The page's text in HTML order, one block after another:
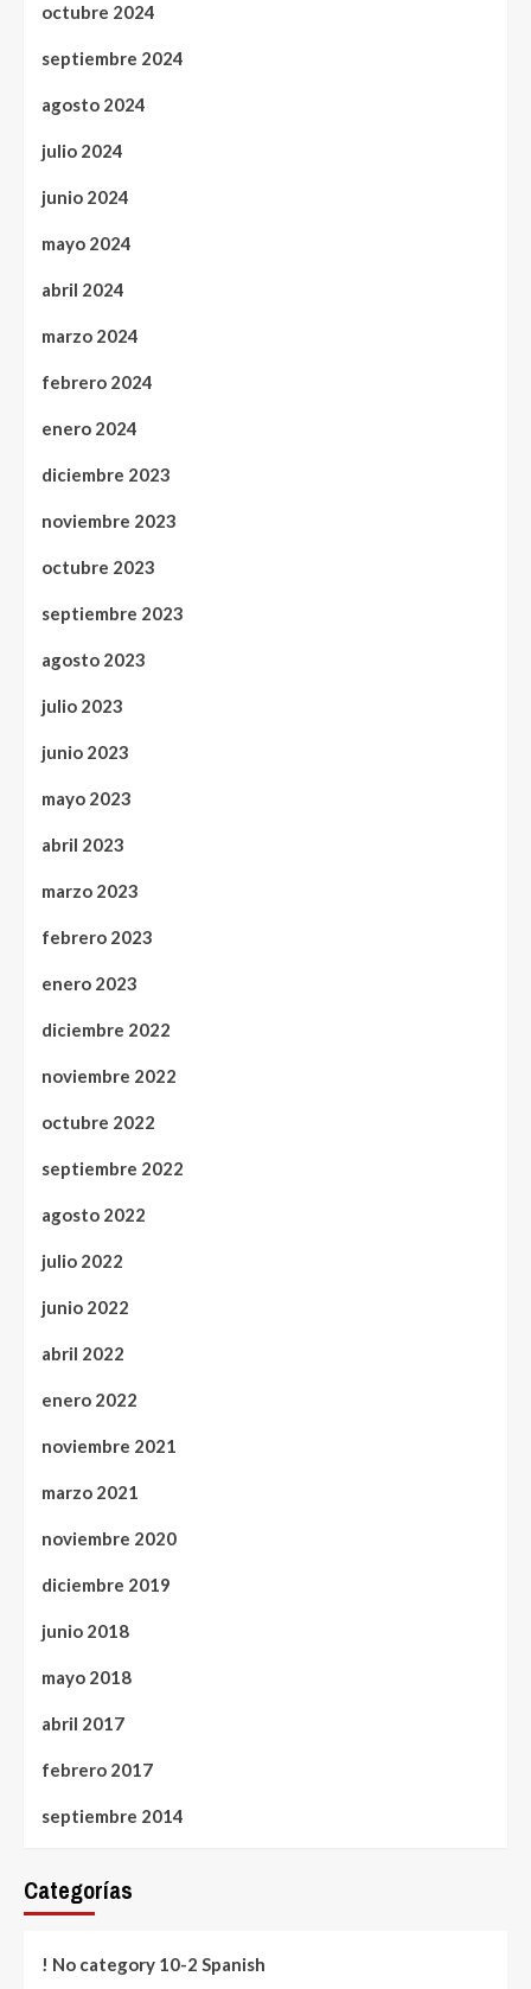
octubre 2024
septiembre 2024
agosto 2024
julio 2024
junio 2024
mayo 2024
abril 2024
marzo 2024
febrero 2024
enero 2024
diciembre 2023
noviembre 2023
octubre 2023
septiembre 2023
agosto 2023
julio 2023
junio 2023
mayo 2023
abril 2023
marzo 2023
febrero 2023
enero 2023
diciembre 2022
noviembre 2022
octubre 2022
septiembre 2022
agosto 2022
julio 2022
junio 2022
abril 2022
enero 2022
noviembre 2021
marzo 2021
noviembre 2020
diciembre 2019
junio 2018
mayo 2018
abril 2017
febrero 2017
septiembre 2014
Categorías
! No category 10-2 Spanish